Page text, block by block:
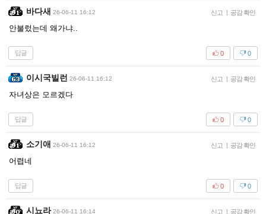
바다새 26-06-11 16:12 신고 | 공감 확인
안불렀는데 왜가냐..
답글 0
0
이시국빌런 26-06-11 16:12 신고 | 공감 확인
자녀상은 모르겠다
답글 0
0
소기애 26-06-11 16:12 신고 | 공감 확인
어렵네
답글 0
0
시뇨라 26-06-11 16:14 신고 | 공감 확인